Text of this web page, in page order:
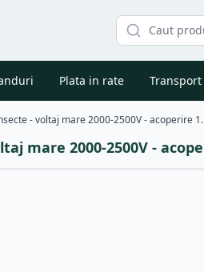
Plata in rate
Capcana insecte -
mare 2000-2500V -